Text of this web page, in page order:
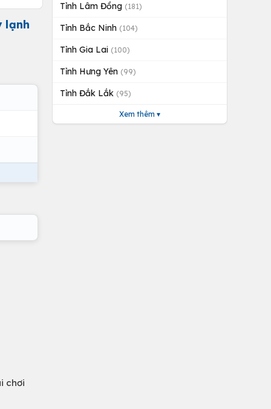
lạnh
chơi
Tỉnh Lâm Đồng (181)
Tỉnh Bắc Ninh (104)
Tỉnh Gia Lai (100)
Tỉnh Hưng Yên (99)
Tỉnh Đắk Lắk (95)
Xem thêm ▾